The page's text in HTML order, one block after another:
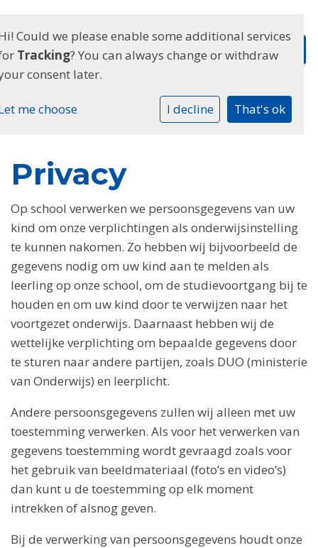
Privacy
Op school verwerken we persoonsgegevens van uw
kind om onze verplichtingen als onderwijsinstelling
te kunnen nakomen. Zo hebben wij bijvoorbeeld de
gegevens nodig om uw kind aan te melden als
leerling op onze school, om de studievoortgang bij te
houden en om uw kind door te verwijzen naar het
voortgezet onderwijs. Daarnaast hebben wij de
wettelijke verplichting om bepaalde gegevens door
te sturen naar andere partijen, zoals DUO (ministerie
van Onderwijs) en leerplicht.
Andere persoonsgegevens zullen wij alleen met uw
toestemming verwerken. Als voor het verwerken van
gegevens toestemming wordt gevraagd zoals voor
het gebruik van beeldmateriaal (foto’s en video’s)
dan kunt u de toestemming op elk moment
intrekken of alsnog geven.
Bij de verwerking van persoonsgegevens houdt onze
Could we please enable some additional services
Tracking? You can always change or withdraw
consent later.
me choose I decline That's ok